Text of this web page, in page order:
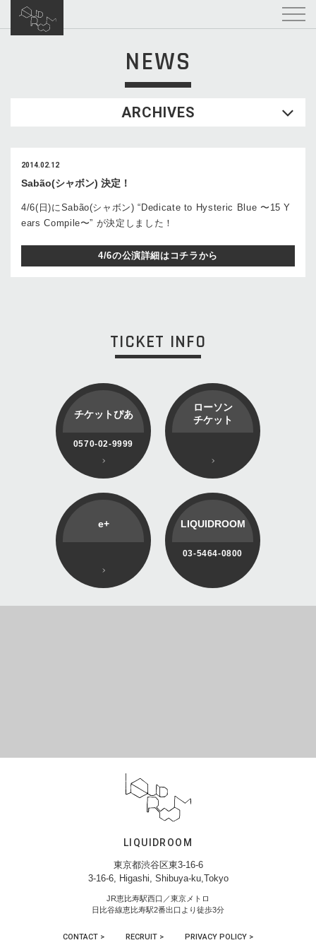
NEWS
ARCHIVES
2014.02.12
Sabão(シャボン) 決定！
4/6(日)にSabão(シャボン) “Dedicate to Hysteric Blue 〜15 Y
ears Compile〜” が決定しました！
4/6の公演詳細はコチラから
TICKET INFO
チケットぴあ
0570-02-9999
ローソン
チケット
e+ LIQUIDROOM
03-5464-0800
LIQUIDROOM
東京都渋谷区東3-16-6
3-16-6, Higashi, Shibuya-ku,Tokyo
JR恵比寿駅西口／東京メトロ
日比谷線恵比寿駅2番出口より徒歩3分
CONTACT > RECRUIT > PRIVACY POLICY >